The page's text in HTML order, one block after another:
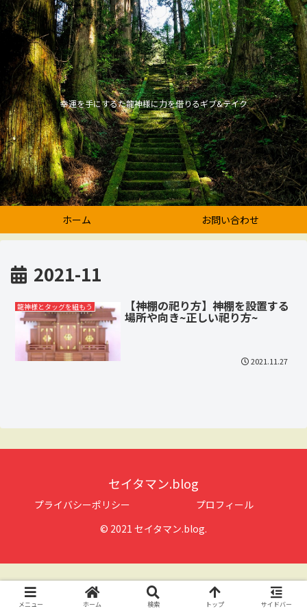
幸運を手にするた龍神様に力を借りるギブ&テイク
ホーム お問い合わせ
2021-11
龍神様とタッグを組もう 【神棚の祀り方】神棚を設置する
場所や向き~正しい祀り方~
2021.11.27
セイタマン.blog
プライバシーポリシー
プロフィール
© 2021 セイタマン.blog.
メニュー ホーム 検索 トップ サイドバー